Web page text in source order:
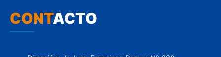
CONTACTO